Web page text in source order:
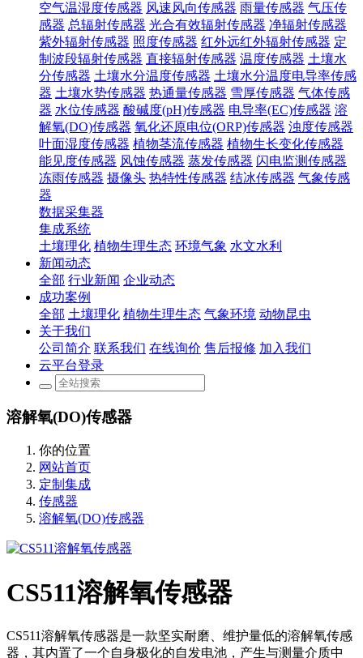
空气温湿度传感器 风速风向传感器 雨量传感器 气压传
感器 总辐射传感器 光合有效辐射传感器 净辐射传感器
紫外辐射传感器 照度传感器 红外远红外辐射传感器 定
制波段辐射传感器 直接辐射传感器 温度传感器 土壤水
分传感器 土壤水分温度传感器 土壤水分温度电导率传感
器 土壤水势传感器 热通量传感器 雪厚传感器 气体传感
器 水位传感器 酸碱度(pH)传感器 电导率(EC)传感器 溶
解氧(DO)传感器 氧化还原电位(ORP)传感器 浊度传感器
叶面湿度传感器 植物茎流传感器 植物生长变化传感器
能见度传感器 风蚀传感器 蒸发传感器 闪电监测传感器
冻雨传感器 摄像头 热特性传感器 结冰传感器 气象传感
器
数据采集器
集成系统
土壤理化 植物生理生态 环境气象 水文水利
新闻动态
全部 行业新闻 企业动态
成功案例
全部 土壤理化 植物生理生态 气象环境 动物昆虫
关于我们
公司简介 联系我们 在线询价 售后报修 加入我们
云平台登录
溶解氧(DO)传感器
你的位置
网站首页
定制集成
传感器
溶解氧(DO)传感器
CS511溶解氧传感器
CS511溶解氧传感器是一款坚实耐磨、维护量低的溶解氧传感
器，其内置了一个自身极化的自发电池，产生与测量介质中